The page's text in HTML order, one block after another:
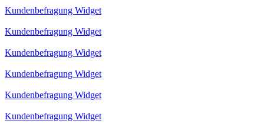
Kundenbefragung Widget
Kundenbefragung Widget
Kundenbefragung Widget
Kundenbefragung Widget
Kundenbefragung Widget
Kundenbefragung Widget